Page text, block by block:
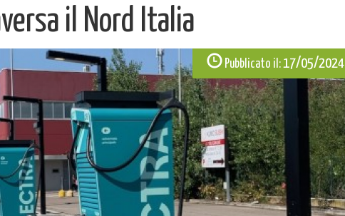
il Nord Italia
Pubblicato il:17/05/2024